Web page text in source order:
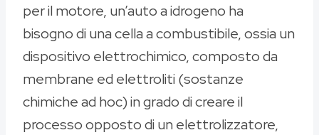
per il motore, un’auto a idrogeno ha
bisogno di una cella a combustibile, ossia un
dispositivo elettrochimico, composto da
membrane ed elettroliti (sostanze
chimiche ad hoc) in grado di creare il
processo opposto di un elettrolizzatore,